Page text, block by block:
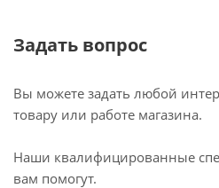
Задать вопрос
Вы можете задать любой
товару или работе магазина.
Наши квалифицированные
вам помогут.